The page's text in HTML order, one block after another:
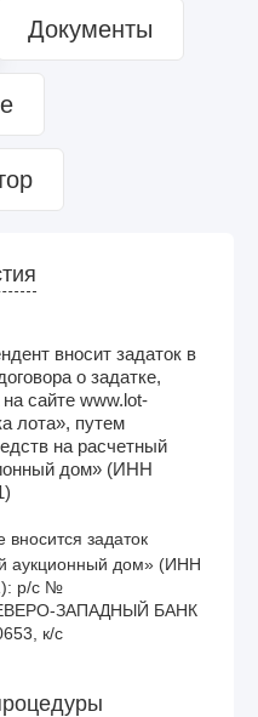
Документы
вносит задаток в
о задатке,
сайте www.lot-
лота», путем
на расчетный
дом» (ИНН
вносится задаток
аукционный дом» (ИНН
р/с №
ЗАПАДНЫЙ БАНК
к/с